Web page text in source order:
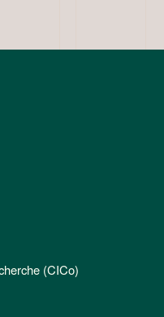
ces dispositifs et à
soutien conditionnel :
de succès du projet.
non dilutif peuvent
de levier et
(CICo)